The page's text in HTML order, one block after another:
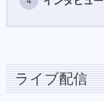
ライブ配信